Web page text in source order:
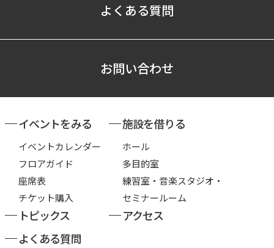
よくある質問
お問い合わせ
イベントをみる
イベントカレンダー
フロアガイド
座席表
チケット購入
施設を借りる
ホール
多目的室
練習室・音楽スタジオ・
セミナールーム
トピックス
アクセス
よくある質問